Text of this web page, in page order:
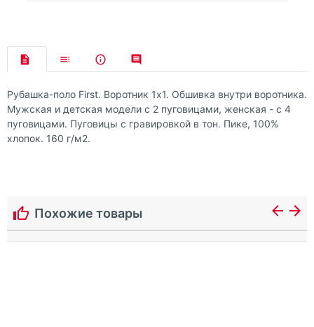
Рубашка-поло First. Воротник 1х1. Обшивка внутри воротника.
Мужская и детская модели с 2 пуговицами, женская - с 4
пуговицами. Пуговицы с гравировкой в тон. Пике, 100%
хлопок. 160 г/м2.
Похожие товары